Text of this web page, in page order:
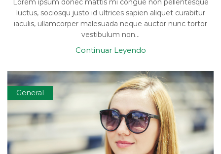
Lorem ipsum donec mattis mi congue non pellentesque
luctus, sociosqu justo id ultrices sapien aliquet curabitur
iaculis, ullamcorper malesuada neque auctor nunc tortor
vestibulum non...
Continuar Leyendo
General